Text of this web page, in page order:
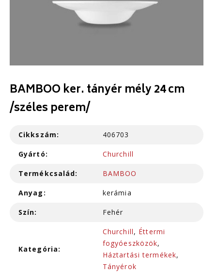
BAMBOO ker. tányér mély 24 cm
/széles perem/
Cikkszám: 406703
Gyártó: Churchill
Termékcsalád: BAMBOO
Anyag: kerámia
Szín: Fehér
Kategória:
Churchill, Éttermi
fogyóeszközök,
Háztartási termékek,
Tányérok